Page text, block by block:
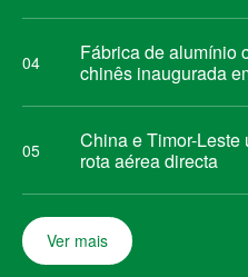
04
Fábrica de alumínio
chinês inaugurada
05
China e Timor-
rota aérea directa
Ver mais